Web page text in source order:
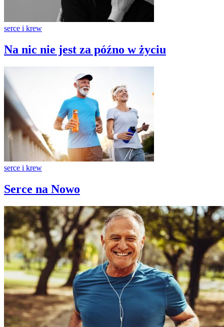
serce i krew
Na nic nie jest za późno w życiu
serce i krew
Serce na Nowo